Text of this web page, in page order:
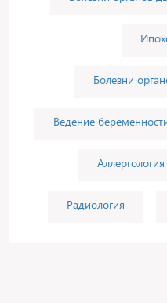
Болезни
Ведение
Радиология